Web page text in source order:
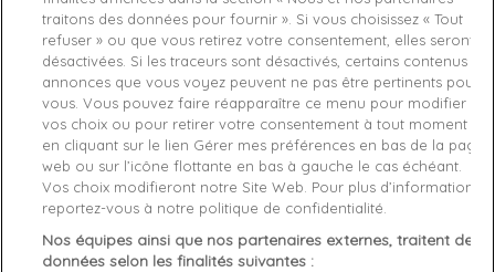
Livraison gratuite *
Retours sous 100 jours
Produit certifié authentique
Caractéristiques produit
Description Détails du produit Fabriquant
traitons des données pour fournir ». Si vous choisissez « Tout
refuser » ou que vous retirez votre consentement, elles seront
désactivées. Si les traceurs sont désactivés, certains contenus et
annonces que vous voyez peuvent ne pas être pertinents pour
vous. Vous pouvez faire réapparaître ce menu pour modifier
vos choix ou pour retirer votre consentement à tout moment
en cliquant sur le lien Gérer mes préférences en bas de la page
web ou sur l’icône flottante en bas à gauche le cas échéant.
Vos choix modifieront notre Site Web. Pour plus d’informations,
reportez-vous à notre politique de confidentialité.
Nos équipes ainsi que nos partenaires externes, traitent des
données selon les finalités suivantes :